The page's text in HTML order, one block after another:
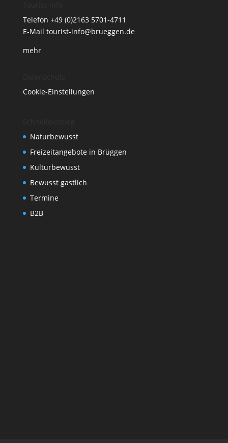
Telefon +49 (0)2163 5701-4711
E-Mail tourist-info@brueggen.de
mehr
Cookie-Einstellungen
Naturbewusst
Freizeitangebote in Brüggen
Kulturbewusst
Bewusst gastlich
Termine
B2B